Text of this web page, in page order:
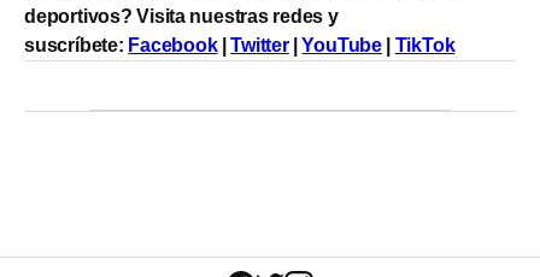
deportivos? Visita nuestras redes y
suscríbete: Facebook|Twitter|YouTube TikTok